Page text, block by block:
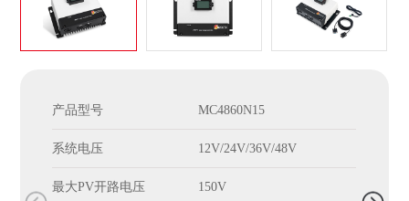
产品型号 MC4860N15
系统电压 12V/24V/36V/48V
最大PV开路电压 150V